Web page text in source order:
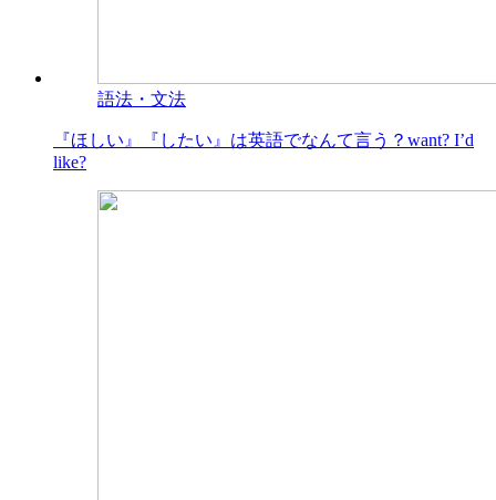
語法・文法
『ほしい』『したい』は英語でなんて言う？want? I’d
like?